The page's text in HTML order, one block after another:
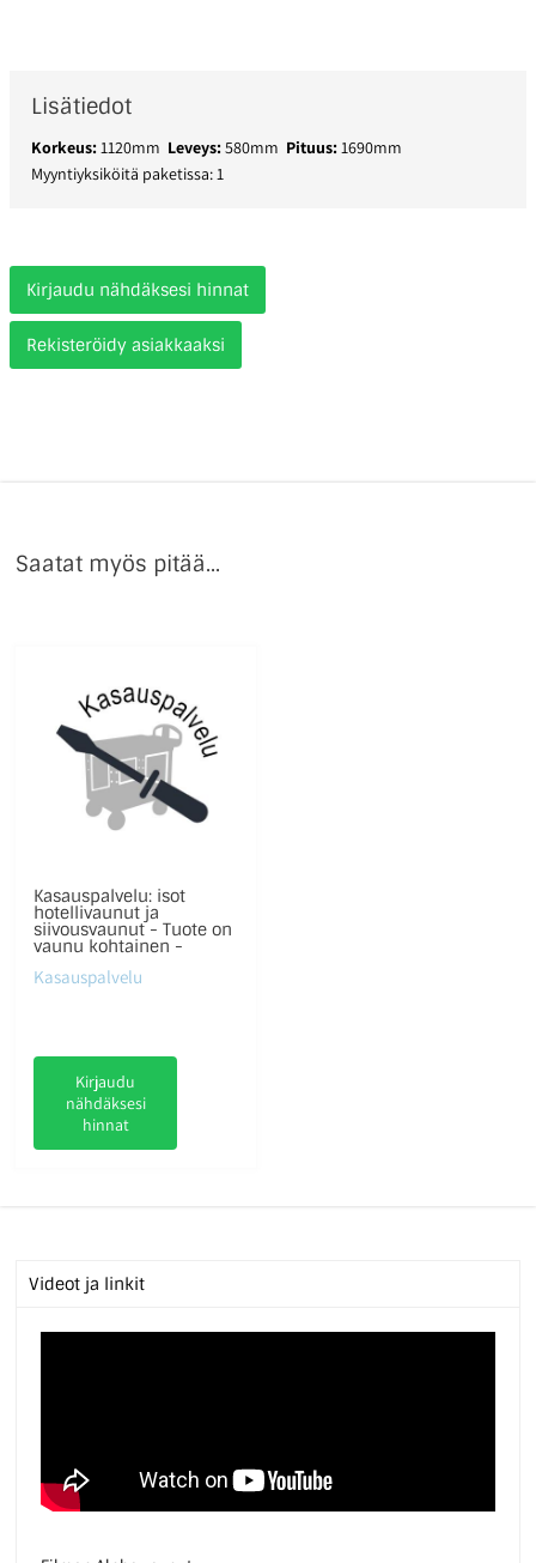
Lisätiedot
Korkeus:1120mm Leveys:580mm Pituus:1690mm
Myyntiyksiköitä paketissa: 1
Kirjaudu nähdäksesi hinnat
Rekisteröidy asiakkaaksi
Saatat myös pitää...
Kasauspalvelu: isot
hotellivaunut ja
siivousvaunut - Tuote on
vaunu kohtainen -
Kasauspalvelu
Kirjaudu
nähdäksesi
hinnat
Videot ja linkit